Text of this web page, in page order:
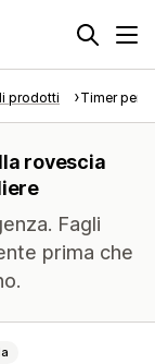
prodotti Timer per
rovescia
Fagli
prima che